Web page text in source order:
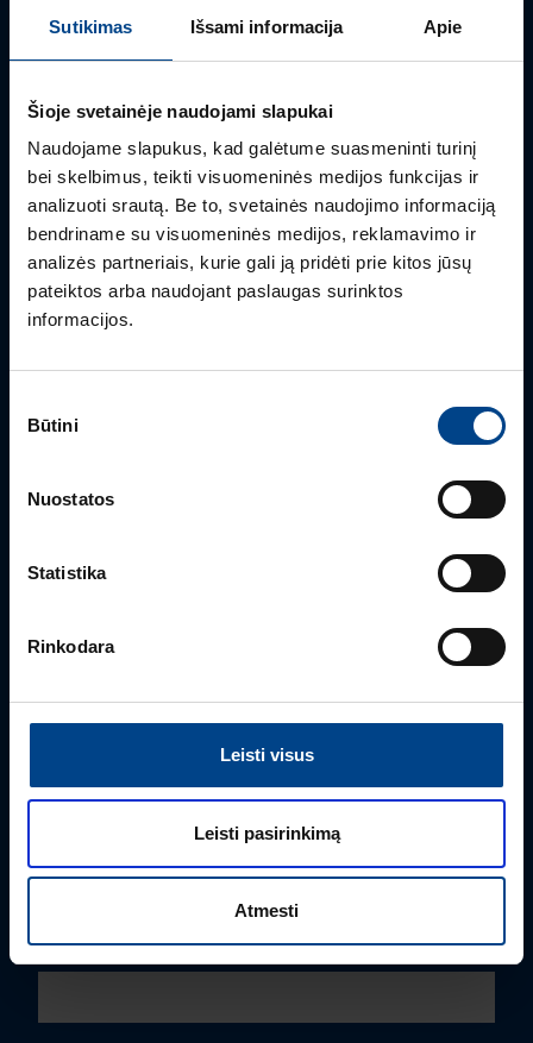
Sutikimas Išsami informacija Apie
Šioje svetainėje naudojami slapukai
Naudojame slapukus, kad galėtume suasmeninti turinį
bei skelbimus, teikti visuomeninės medijos funkcijas ir
analizuoti srautą. Be to, svetainės naudojimo informaciją
bendriname su visuomeninės medijos, reklamavimo ir
analizės partneriais, kurie gali ją pridėti prie kitos jūsų
pateiktos arba naudojant paslaugas surinktos
informacijos.
pasirinkimas
Būtini
Nuostatos
Statistika
Rinkodara
Leisti visus
Leisti pasirinkimą
Atmesti
Turite klausimų? Susisiekite
PRODUKTO VADOVAS
edmas.nausedas@utugroup.com
Vardas*